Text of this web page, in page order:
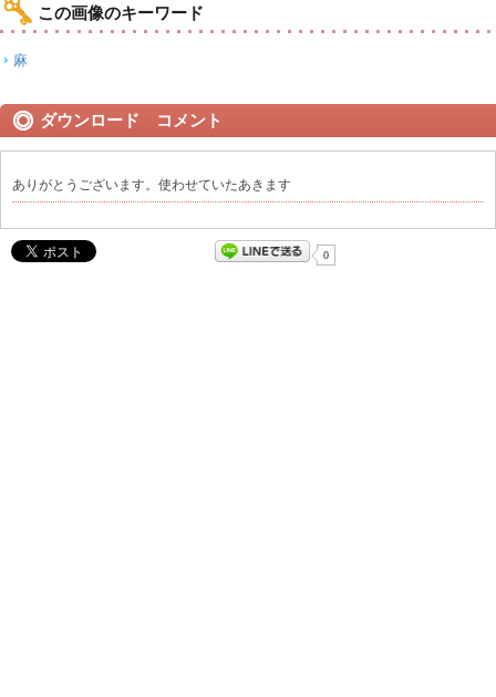
この画像のキーワード
麻
ダウンロード コメント
ありがとうございます。使わせていたあきます
0